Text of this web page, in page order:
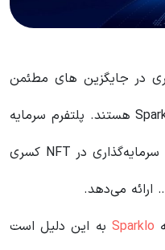
در جایگزین های مطئمن
تری مانند پلتفرم سرمایه گذاری Sparklo هستند. پلتفرم سرمایه
گذاری Sparklo، روش جدیدی برای سرمایه‌گذاری‌ در NFT کسری
ارائه می‌دهد.
Sparklo به این دلیل است